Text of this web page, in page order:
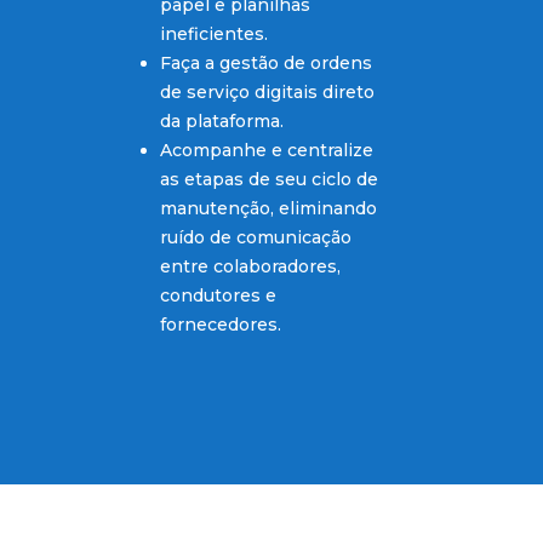
papel e planilhas
ineficientes.
Faça a gestão de ordens
de serviço digitais direto
da plataforma.
Acompanhe e centralize
as etapas de seu ciclo de
manutenção, eliminando
ruído de comunicação
entre colaboradores,
condutores e
fornecedores.